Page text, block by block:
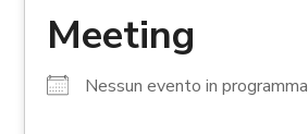
Meeting
Nessun evento in programma